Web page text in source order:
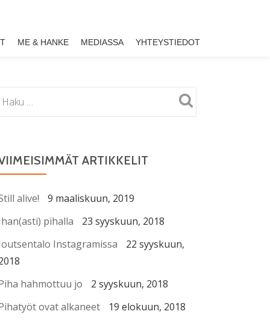
ME & HANKE MEDIASSA YHTEYSTIEDOT
ARTIKKELIT
alive!
9 maaliskuun, 2019
pihalla
23 syyskuun, 2018
Instagramissa
22 syyskuun,
hahmottuu jo
2 syyskuun, 2018
ovat alkaneet
19 elokuun, 2018